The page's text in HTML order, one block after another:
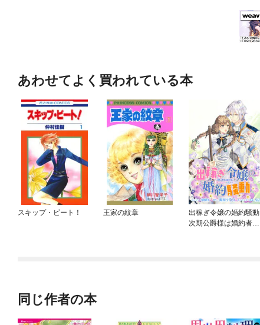
あわせてよく買われている本
スキップ・ビート！ 王家の紋章
出稼ぎ令嬢の婚約騒動
次期公爵様は婚約者に
同じ作者の本